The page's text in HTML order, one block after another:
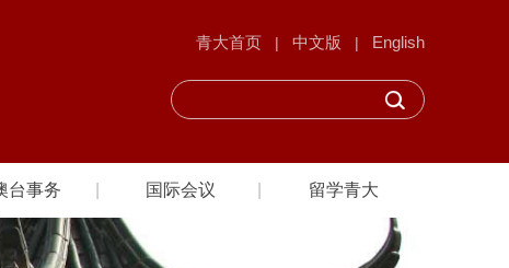
青大首页 | 中文版 | English
台事务 国际会议 留学青大